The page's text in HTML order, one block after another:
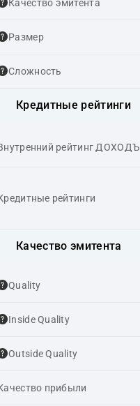
Качество эмитента
Размер
Сложность
Кредитные рейтинги
рейтинг ДОХОДЪ
рейтинги
Качество эмитента
Quality
Inside Quality
Outside Quality
прибыли